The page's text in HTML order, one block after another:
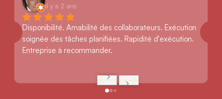
il y a 2 ans
Disponibilité. Amabilité des collaborateurs. Exécution
soignée des tâches planifiées. Rapidité d'exécution.
Entreprise à recommander.